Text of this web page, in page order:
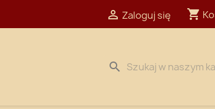
 Zaloguj się shopping_cart
search